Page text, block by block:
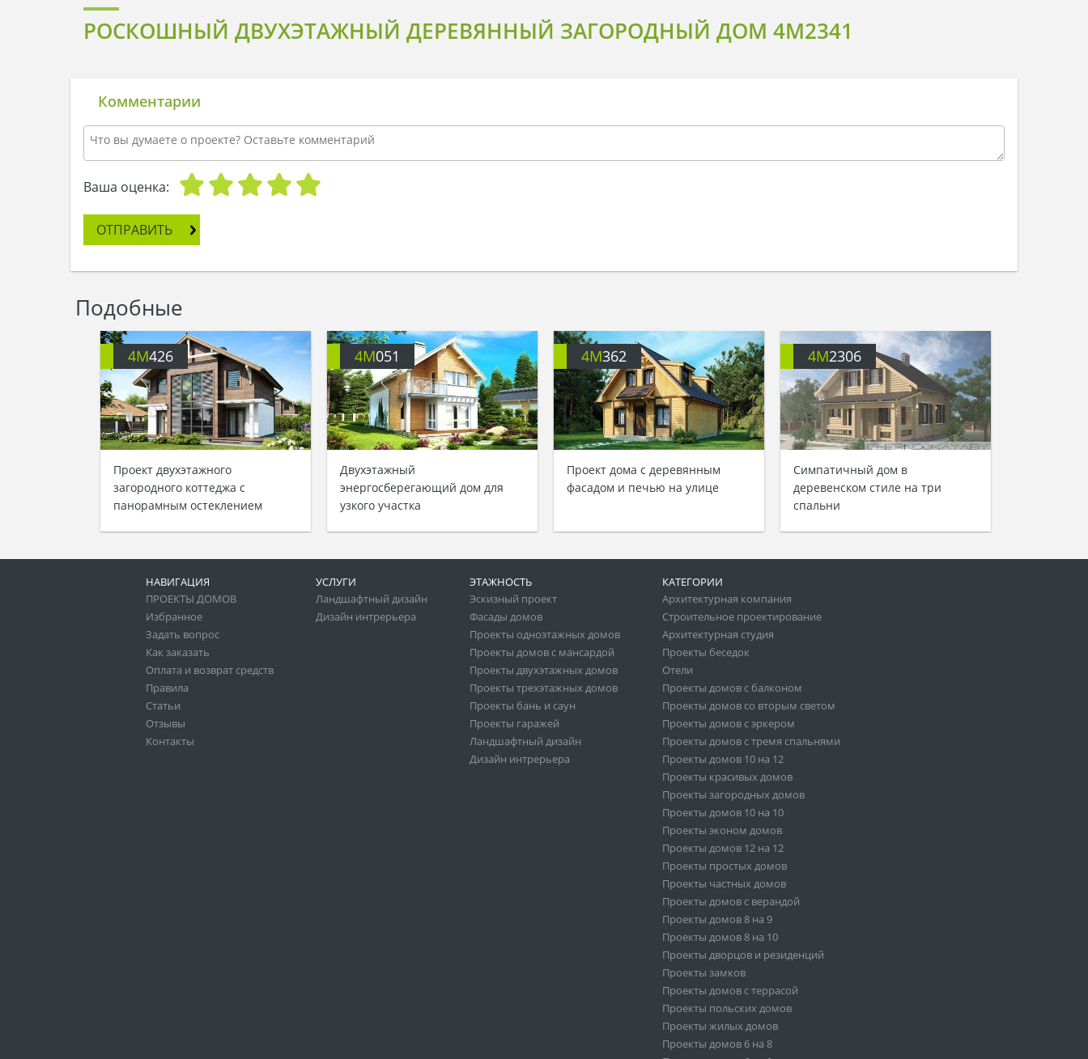
РОСКОШНЫЙ ДВУХЭТАЖНЫЙ ДЕРЕВЯННЫЙ ЗАГОРОДНЫЙ ДОМ 4M2341
Комментарии
Ваша оценка:
ОТПРАВИТЬ
Подобные
4M426
Проект двухэтажного
загородного коттеджа с
панорамным остеклением
4M051
Двухэтажный
энергосберегающий дом для
узкого участка
4M362
Проект дома с деревянным
фасадом и печью на улице
4M2306
Симпатичный дом в
деревенском стиле на три
спальни
НАВИГАЦИЯ
ПРОЕКТЫ ДОМОВ
Избранное
Задать вопрос
Как заказать
Оплата и возврат средств
Правила
Статьи
Отзывы
Контакты
УСЛУГИ
Ландшафтный дизайн
Дизайн интрерьера
ЭТАЖНОСТЬ
Эскизный проект
Фасады домов
Проекты одноэтажных домов
Проекты домов с мансардой
Проекты двухэтажных домов
Проекты трехэтажных домов
Проекты бань и саун
Проекты гаражей
Ландшафтный дизайн
Дизайн интрерьера
КАТЕГОРИИ
Архитектурная компания
Строительное проектирование
Архитектурная студия
Проекты беседок
Отели
Проекты домов с балконом
Проекты домов со вторым светом
Проекты домов с эркером
Проекты домов с тремя спальнями
Проекты домов 10 на 12
Проекты красивых домов
Проекты загородных домов
Проекты домов 10 на 10
Проекты эконом домов
Проекты домов 12 на 12
Проекты простых домов
Проекты частных домов
Проекты домов с верандой
Проекты домов 8 на 9
Проекты домов 8 на 10
Проекты дворцов и резиденций
Проекты замков
Проекты домов с террасой
Проекты польских домов
Проекты жилых домов
Проекты домов 6 на 8